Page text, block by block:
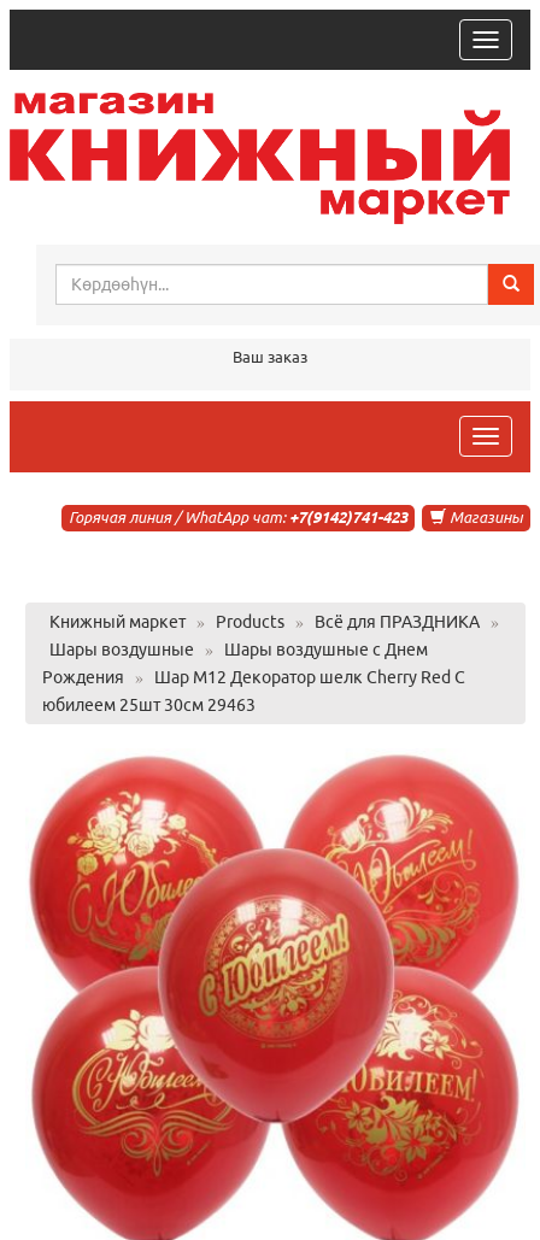
trk
Ваш заказ
trk
Магазины
Горячая линия / WhatApp чат: +7(9142)741-423
Книжный маркет » Products » Всё для ПРАЗДНИКА
»
Шары воздушные
»
Шары воздушные с Днем
Рождения
»
Шар М12 Декоратор шелк Cherry Red С
юбилеем 25шт 30см 29463